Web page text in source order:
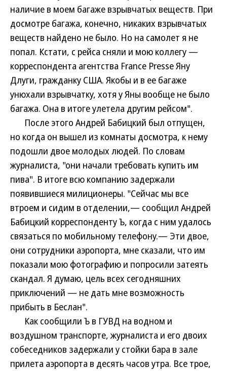
наличие в моем багаже взрывчатых веществ. При
досмотре багажа, конечно, никаких взрывчатых
веществ найдено не было. Но на самолет я не
попал. Кстати, с рейса сняли и мою коллегу —
корреспондента агентства France Presse Яну
Длуги, гражданку США. Якобы и в ее багаже
унюхали взрывчатку, хотя у Яны вообще не было
багажа. Она в итоге улетела другим рейсом".
После этого Андрей Бабицкий был отпущен,
но когда он вышел из комнаты досмотра, к нему
подошли двое молодых людей. По словам
журналиста, "они начали требовать купить им
пива". В итоге всю компанию задержали
появившиеся милиционеры. "Сейчас мы все
втроем и сидим в отделении,— сообщил Андрей
Бабицкий корреспонденту Ъ, когда с ним удалось
связаться по мобильному телефону.— Эти двое,
они сотрудники аэропорта, мне сказали, что им
показали мою фотографию и попросили затеять
скандал. Я думаю, цель всех сегодняшних
приключений — не дать мне возможность
прибыть в Беслан".
Как сообщили Ъ в ГУВД на водном и
воздушном транспорте, журналиста и его двоих
собеседников задержали у стойки бара в зале
прилета аэропорта в десять часов утра. Все трое,